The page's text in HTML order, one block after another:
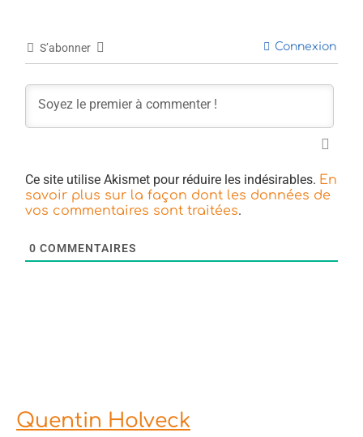
S’abonner Connexion
Ce site utilise Akismet pour réduire les indésirables. En
savoir plus sur la façon dont les données de
vos commentaires sont traitées.
0 COMMENTAIRES
Quentin Holveck